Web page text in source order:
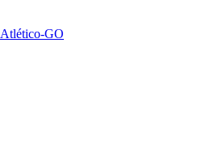
Atlético-GO